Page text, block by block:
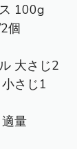
100g
個
大さじ2
さじ1
量